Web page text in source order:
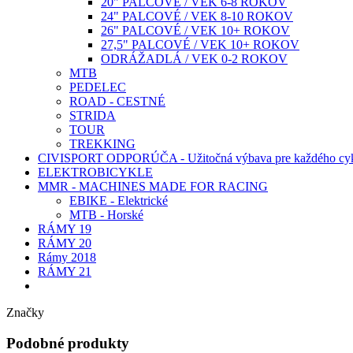
24" PALCOVÉ / VEK 8-10 ROKOV
26" PALCOVÉ / VEK 10+ ROKOV
27,5" PALCOVÉ / VEK 10+ ROKOV
ODRÁŽADLÁ / VEK 0-2 ROKOV
MTB
PEDELEC
ROAD - CESTNÉ
STRIDA
TOUR
TREKKING
CIVISPORT ODPORÚČA - Užitočná výbava pre každého
ELEKTROBICYKLE
MMR - MACHINES MADE FOR RACING
EBIKE - Elektrické
MTB - Horské
RÁMY 19
RÁMY 20
Rámy 2018
RÁMY 21
Značky
Podobné produkty